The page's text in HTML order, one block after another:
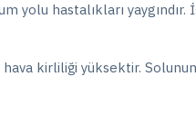
yolu hastalıkları yaygındır.
kirliliği yüksektir.